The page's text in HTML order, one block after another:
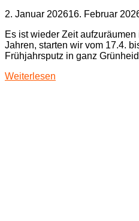
2. Januar 202616. Februar
Es ist wieder Zeit
Jahren, starten wir vom 17.4.
Frühjahrsputz in ganz
Weiterlesen